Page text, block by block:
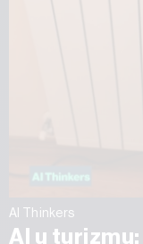
AI Thinkers
AI u